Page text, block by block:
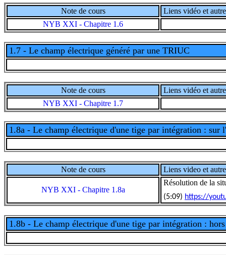
Note de cours
Liens vidéo et
NYB XXI - Chapitre 1.6
1.7 - Le champ électrique généré par une TRIUC
Note de cours
Liens vidéo et
NYB XXI - Chapitre 1.7
1.8a - Le champ électrique d'une tige par intégration : sur
Note de cours Liens video et
NYB XXI - Chapitre 1.8a
Résolution de la
(5:09) https://
1.8b - Le champ électrique d'une tige par intégration :